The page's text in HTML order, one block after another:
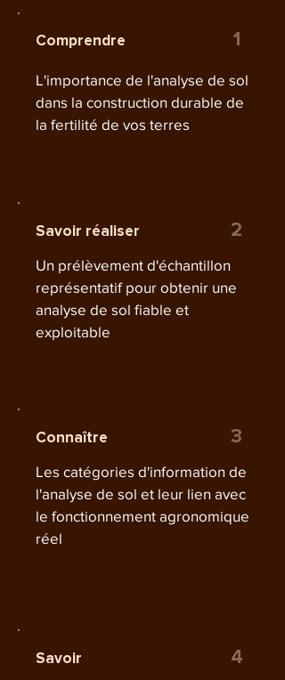
Comprendre 1
L'importance de l'analyse de sol
dans la construction durable de
la fertilité de vos terres
Savoir réaliser 2
Un prélèvement d'échantillon
représentatif pour obtenir une
analyse de sol fiable et
exploitable
Connaître 3
Les catégories d'information de
l'analyse de sol et leur lien avec
le fonctionnement agronomique
réel
Savoir 4